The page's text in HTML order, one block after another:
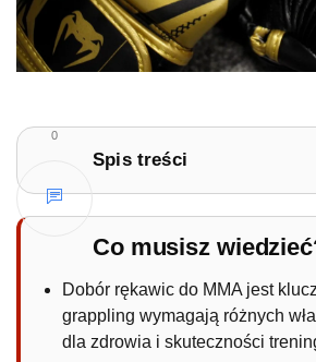
0
Spis treści
1. Rozmiar rękawic do MMA
Co musisz
Dobór rękawic do MMA jest
grappling wymagają różnych
dla zdrowia i skuteczności